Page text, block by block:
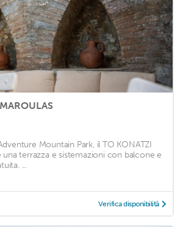
Mountain Park, il TO KONATZI
una terrazza e sistemazioni con balcone e
...
Verifica disponibilità